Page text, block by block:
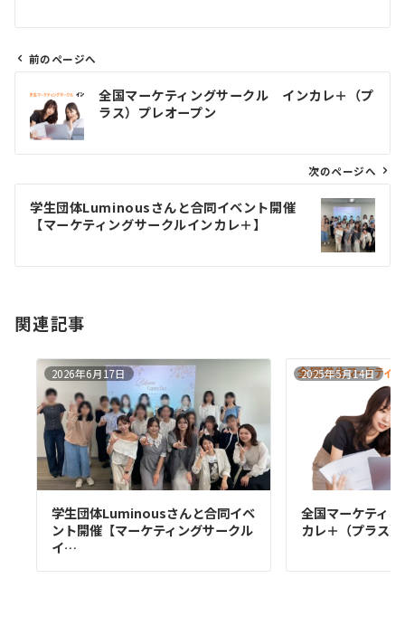
ビ
ン
前のページへ
全国マーケティングサークル インカレ＋（プ
ラス）プレオープン
次のページへ
学生団体Luminousさんと合同イベント開催
【マーケティングサークルインカレ＋】
関連記事
2026年6月17日
学生団体Luminousさんと合同イベ
ント開催【マーケティングサークル
イ…
2025年5月14日
全国マーケティ
カレ＋（プラス